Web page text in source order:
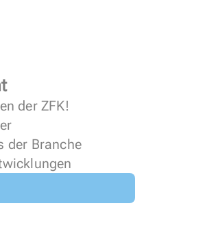
der ZFK!
der Branche